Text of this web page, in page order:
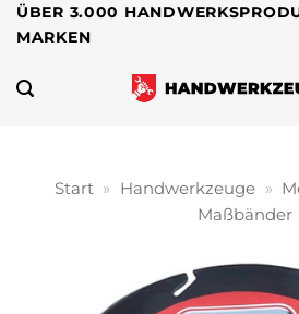
Zum
Inhalt
springen
ÜBER 3.000
MARKEN
Start » Handwerkzeuge »
Maßbänder